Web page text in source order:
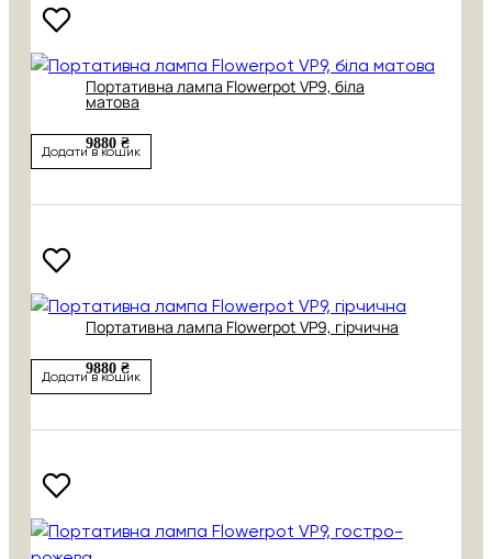
Портативна лампа Flowerpot VP9, біла
матова
9880 ₴
Додати в кошик
Портативна лампа Flowerpot VP9, гірчична
9880 ₴
Додати в кошик